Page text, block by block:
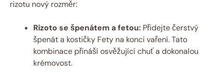
rizotu nový rozměr:
Rizoto se špenátem a fetou: Přidejte čerstvý
špenát a kostičky Fety na konci vaření. Tato
kombinace přináší osvěžující chuť a dokonalou
krémovost.